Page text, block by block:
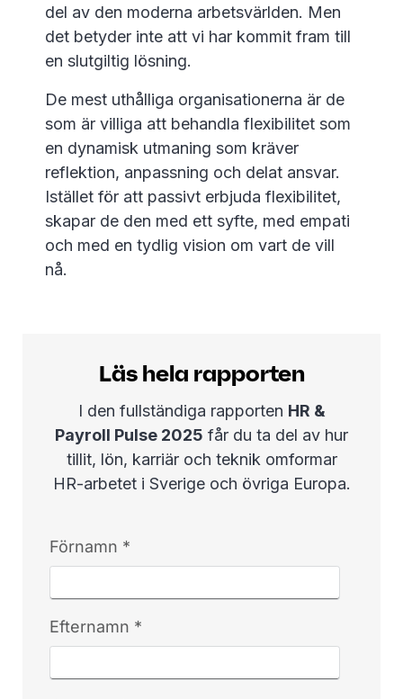
del av den moderna arbetsvärlden. Men
det betyder inte att vi har kommit fram till
en slutgiltig lösning.
De mest uthålliga organisationerna är de
som är villiga att behandla flexibilitet som
en dynamisk utmaning som kräver
reflektion, anpassning och delat ansvar.
Istället för att passivt erbjuda flexibilitet,
skapar de den med ett syfte, med empati
och med en tydlig vision om vart de vill
nå.
Läs hela rapporten
I den fullständiga rapporten HR &
Payroll Pulse 2025 får du ta del av hur
tillit, lön, karriär och teknik omformar
HR-arbetet i Sverige och övriga Europa.